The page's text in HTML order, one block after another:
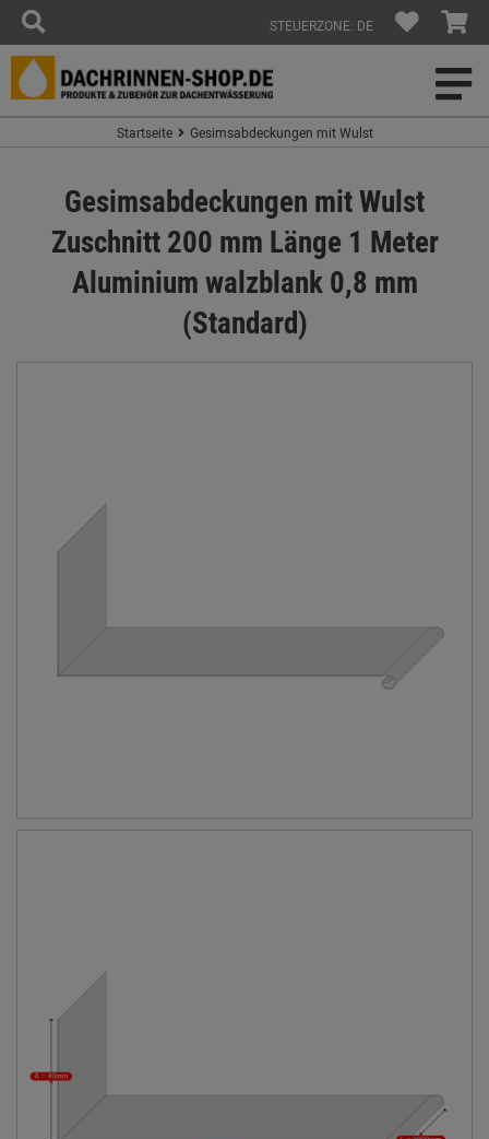
STEUERZONE: DE
Startseite Gesimsabdeckungen mit Wulst
Gesimsabdeckungen mit Wulst
Zuschnitt 200 mm Länge 1 Meter
Aluminium walzblank 0,8 mm
(Standard)